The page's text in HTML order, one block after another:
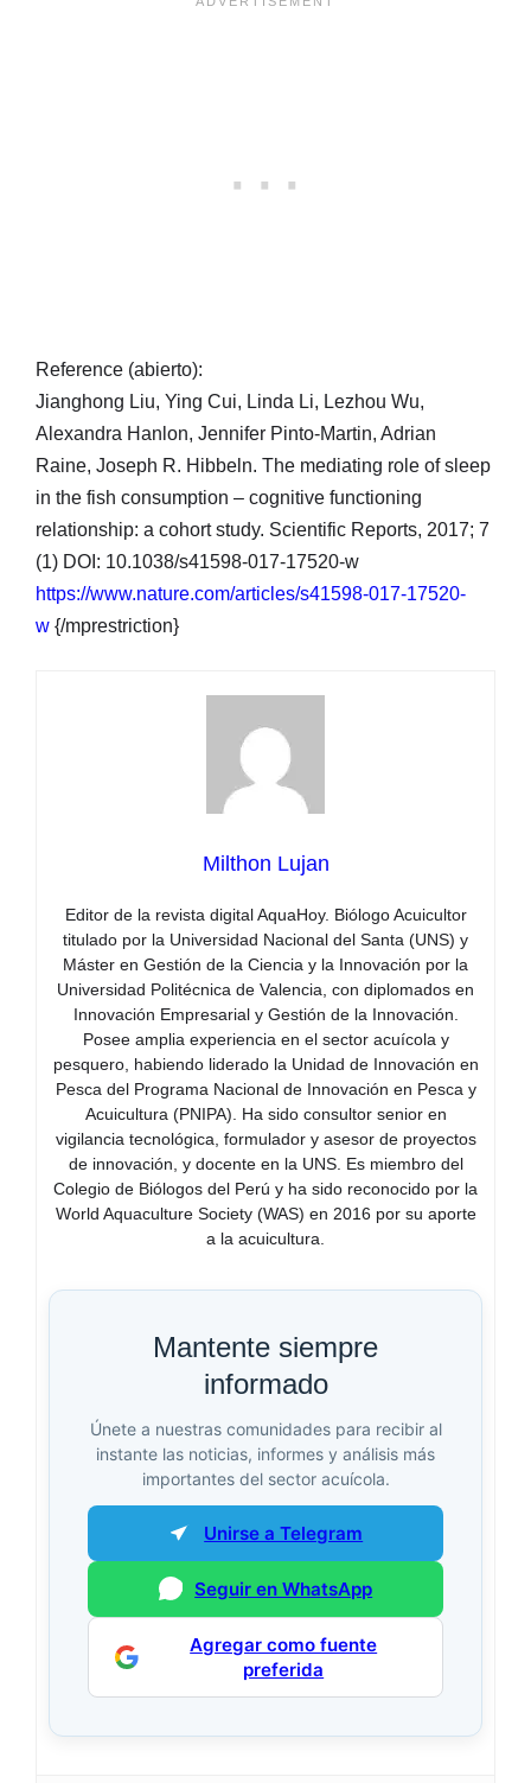
Reference (abierto):
Jianghong Liu, Ying Cui, Linda Li, Lezhou Wu,
Alexandra Hanlon, Jennifer Pinto-Martin, Adrian
Raine, Joseph R. Hibbeln. The mediating role of sleep
in the fish consumption – cognitive functioning
relationship: a cohort study. Scientific Reports, 2017; 7
(1) DOI: 10.1038/s41598-017-17520-w
https://www.nature.com/articles/s41598-017-17520-
w {/mprestriction}
Milthon Lujan
Editor de la revista digital AquaHoy. Biólogo Acuicultor
titulado por la Universidad Nacional del Santa (UNS) y
Máster en Gestión de la Ciencia y la Innovación por la
Universidad Politécnica de Valencia, con diplomados en
Innovación Empresarial y Gestión de la Innovación.
Posee amplia experiencia en el sector acuícola y
pesquero, habiendo liderado la Unidad de Innovación en
Pesca del Programa Nacional de Innovación en Pesca y
Acuicultura (PNIPA). Ha sido consultor senior en
vigilancia tecnológica, formulador y asesor de proyectos
de innovación, y docente en la UNS. Es miembro del
Colegio de Biólogos del Perú y ha sido reconocido por la
World Aquaculture Society (WAS) en 2016 por su aporte
a la acuicultura.
Mantente siempre
informado
Únete a nuestras comunidades para recibir al
instante las noticias, informes y análisis más
importantes del sector acuícola.
Unirse a Telegram
Seguir en WhatsApp
Agregar como fuente
preferida